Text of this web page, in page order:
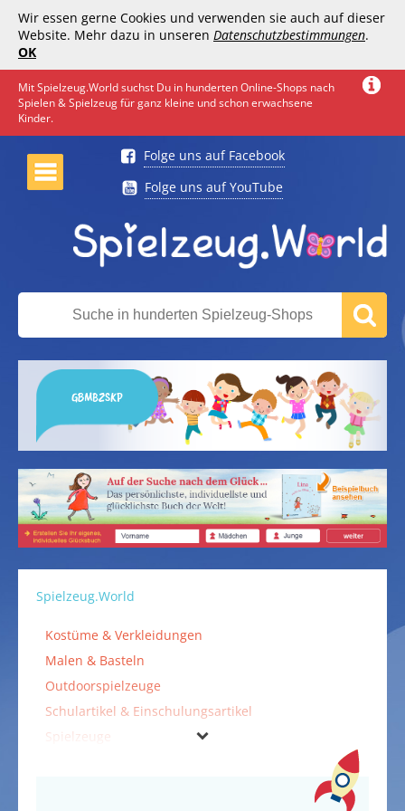
Wir essen gerne Cookies und verwenden sie auch auf dieser
Website. Mehr dazu in unseren Datenschutzbestimmungen.
OK
Mit Spielzeug.World suchst Du in hunderten Online-Shops nach
Spielen & Spielzeug für ganz kleine und schon erwachsene
Kinder.
Folge uns auf Facebook
Folge uns auf YouTube
GBMBZSKP
Spielzeug.World
Kostüme & Verkleidungen
Malen & Basteln
Outdoorspielzeuge
Schulartikel & Einschulungsartikel
Spielzeuge